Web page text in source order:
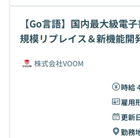
【Go言語】国内最大級電
規模リプレイス＆新機能開
株式会社VOOM
時給
雇用
更新
勤務